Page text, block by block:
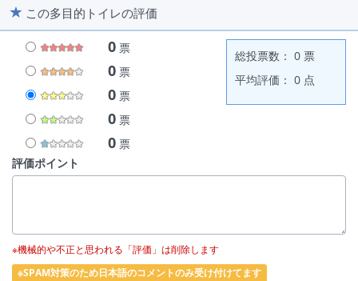
この多目的トイレの評価
0 票
0 票
0 票
0 票
0 票
総投票数： 0 票
平均評価： 0 点
評価ポイント
※機械的や不正と思われる「評価」は削除します
※SPAM対策のため日本語のコメントのみ受け付けてます